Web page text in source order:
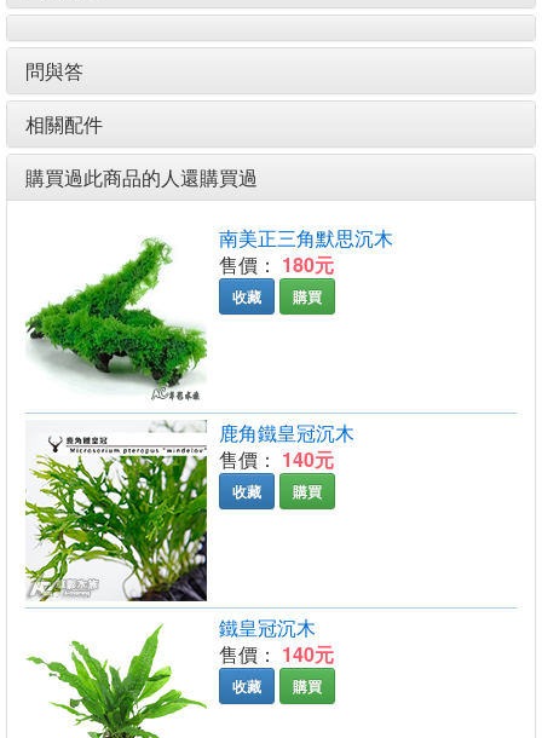
問與答
相關配件
購買過此商品的人還購買過
南美正三角默思沉木
售價： 180元
收藏 購買
鹿角鐵皇冠沉木
售價： 140元
收藏 購買
鐵皇冠沉木
售價： 140元
收藏 購買